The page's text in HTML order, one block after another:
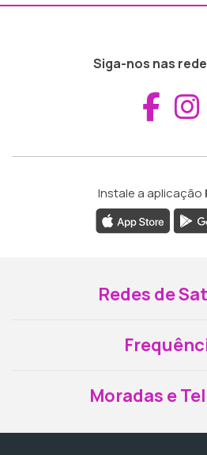
Siga-nos nas
Instale a aplicação
Redes de
Moradas e